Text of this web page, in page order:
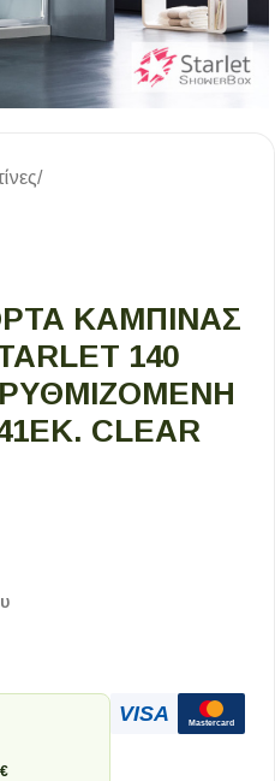
/
ΚΑΜΠΊΝΑΣ
140
CLEAR
VISA Mastercard